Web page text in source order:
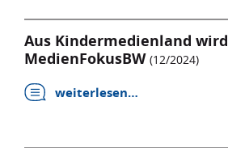
Aus Kindermedienland wird
MedienFokusBW (12/2024)
weiterlesen…